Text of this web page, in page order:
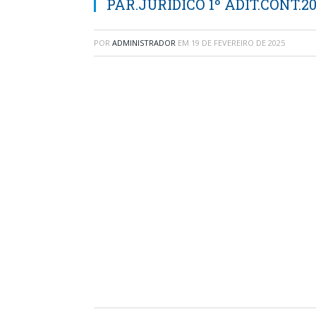
PAR.JURÍDICO 1º
POR ADMINISTRADOR EM 19 DE FEVEREIRO DE 2025